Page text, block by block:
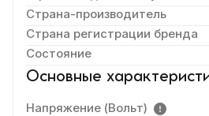
Страна-производитель
Страна регистрации бренда
Состояние
Основные
Напряжение (Вольт)